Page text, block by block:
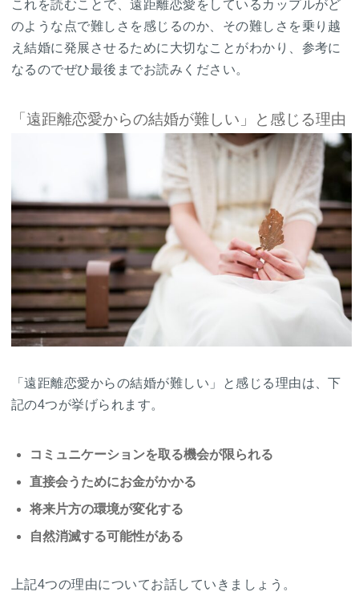
これを読むことで、遠距離恋愛をしているカップルがど
のような点で難しさを感じるのか、その難しさを乗り越
え結婚に発展させるために大切なことがわかり、参考に
なるのでぜひ最後までお読みください。
「遠距離恋愛からの結婚が難しい」と感じる理由
「遠距離恋愛からの結婚が難しい」と感じる理由は、下
記の4つが挙げられます。
コミュニケーションを取る機会が限られる
直接会うためにお金がかかる
将来片方の環境が変化する
自然消滅する可能性がある
上記4つの理由についてお話していきましょう。